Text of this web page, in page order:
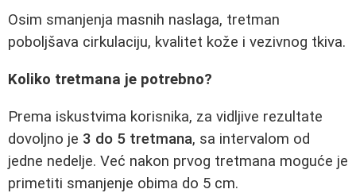
Osim smanjenja masnih naslaga, tretman
poboljšava cirkulaciju, kvalitet kože i vezivnog tkiva.
Koliko tretmana je potrebno?
Prema iskustvima korisnika, za vidljive rezultate
dovoljno je 3 do 5 tretmana, sa intervalom od
jedne nedelje. Već nakon prvog tretmana moguće je
primetiti smanjenje obima do 5 cm.